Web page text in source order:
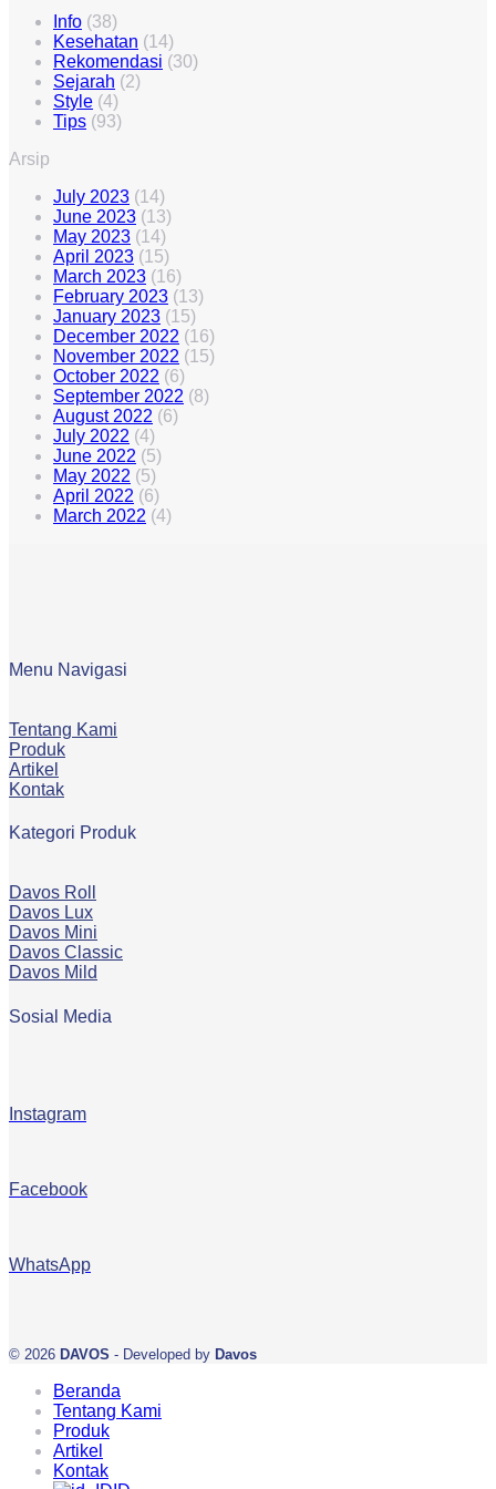
Info (38)
Kesehatan (14)
Rekomendasi (30)
Sejarah (2)
Style (4)
Tips (93)
Arsip
July 2023 (14)
June 2023 (13)
May 2023 (14)
April 2023 (15)
March 2023 (16)
February 2023 (13)
January 2023 (15)
December 2022 (16)
November 2022 (15)
October 2022 (6)
September 2022 (8)
August 2022 (6)
July 2022 (4)
June 2022 (5)
May 2022 (5)
April 2022 (6)
March 2022 (4)
Menu Navigasi
Tentang Kami
Produk
Artikel
Kontak
Kategori Produk
Davos Roll
Davos Lux
Davos Mini
Davos Classic
Davos Mild
Sosial Media
Instagram
Facebook
WhatsApp
© 2026 DAVOS - Developed by Davos
Beranda
Tentang Kami
Produk
Artikel
Kontak